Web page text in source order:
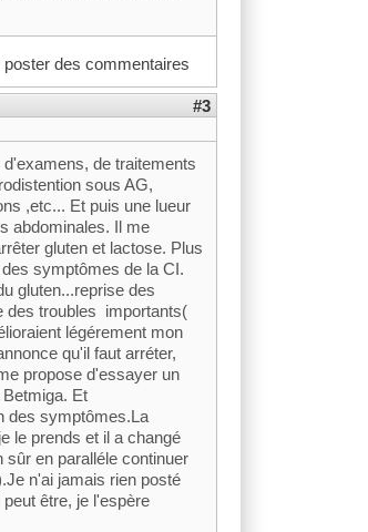
poster des commentaires
#3
de traitements
sous AG,
,etc... Et puis une lueur
abdominales. Il me
gluten et lactose. Plus
symptômes de la CI.
gluten...reprise des
des troubles importants(
légérement mon
qu'il faut arréter,
propose d'essayer un
Et
des symptômes.La
le prends et il a changé
en paralléle continuer
n'ai jamais rien posté
être, je l'espère